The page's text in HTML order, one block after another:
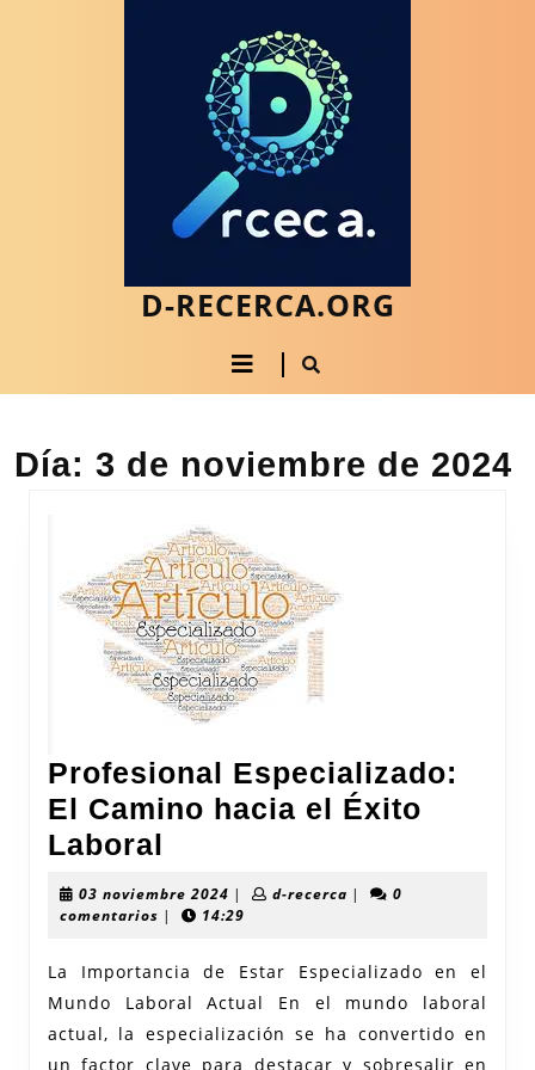
D-RECERCA.ORG
Botón
apertura
Día: 3 de noviembre de 2024
Profesional Especializado:
El Camino hacia el Éxito
Laboral
Especializado:
El
hacia
el
Éxito
03 noviembre 2024 03
noviembre
| d-recercad-|
0
comentarios | 14:29
La Importancia de Estar Especializado en el
Mundo Laboral Actual En el mundo laboral
actual, la especialización se ha convertido en
un factor clave para destacar y sobresalir en